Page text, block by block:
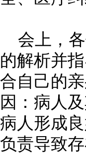
会上，各
的解析并
合自己的
因：病人
病人形成
负责导致存